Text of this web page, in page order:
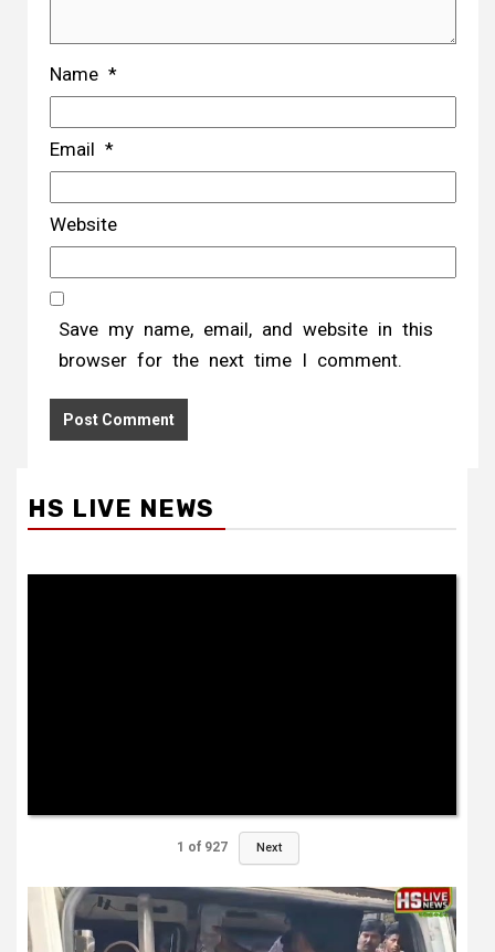
Name *
Email *
Website
Save my name, email, and website in this
browser for the next time I comment.
HS LIVE NEWS
1 of 927 Next